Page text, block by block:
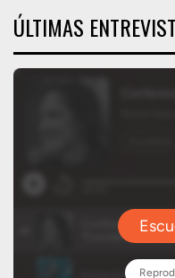
ÚLTIMAS